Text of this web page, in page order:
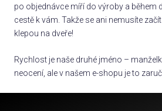
po objednávce míří do výroby a během
cestě k vám. Takže se ani nemusíte
klepou na dveře!
Rychlost je naše druhé jméno –
neocení, ale v našem e-shopu je to